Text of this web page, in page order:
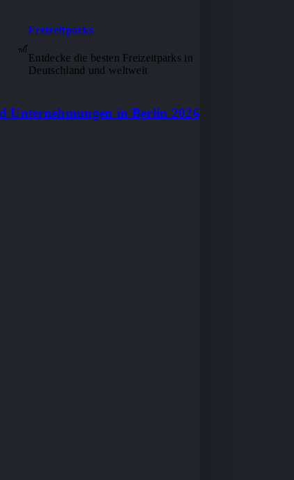
Freizeitparks
Entdecke die besten Freizeitparks in
Deutschland und weltweit
🎢
Unternehmungen in Berlin 2026